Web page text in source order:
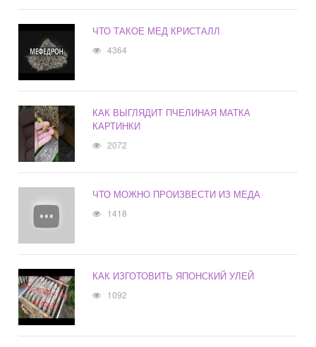
ЧТО ТАКОЕ МЕД КРИСТАЛЛ
4364
КАК ВЫГЛЯДИТ ПЧЕЛИНАЯ МАТКА
КАРТИНКИ
2072
ЧТО МОЖНО ПРОИЗВЕСТИ ИЗ МЕДА
1418
КАК ИЗГОТОВИТЬ ЯПОНСКИЙ УЛЕЙ
1092